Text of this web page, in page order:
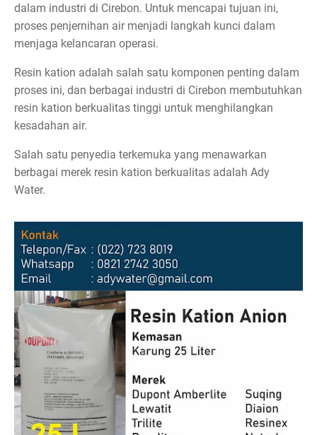
dalam industri di Cirebon. Untuk mencapai tujuan ini,
proses penjernihan air menjadi langkah kunci dalam
menjaga kelancaran operasi.
Resin kation adalah salah satu komponen penting dalam
proses ini, dan berbagai industri di Cirebon membutuhkan
resin kation berkualitas tinggi untuk menghilangkan
kesadahan air.
Salah satu penyedia terkemuka yang menawarkan
berbagai merek resin kation berkualitas adalah Ady
Water.